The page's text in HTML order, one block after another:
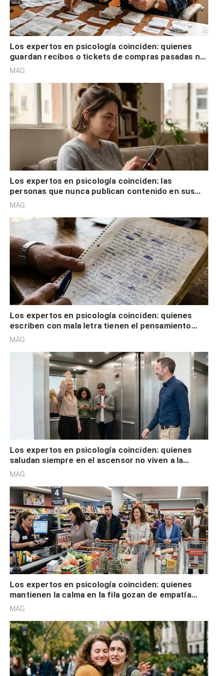
Los expertos en psicología coinciden: quienes
guardan recibos o tickets de compras pasadas no
son acumuladores, sino que tienen necesidad de
MAG.
Los expertos en psicología coinciden: las
personas que nunca publican contenido en sus
redes sociales no pretenden buscar validación
MAG.
Los expertos en psicología coinciden: quienes
escriben con mala letra tienen el pensamiento
acelerado y no lo hacen por desinterés
MAG.
Los expertos en psicología coinciden: quienes
saludan siempre en el ascensor no viven a la
defensiva y tienen apertura social
MAG.
Los expertos en psicología coinciden: quienes
mantienen la calma en la fila gozan de empatía
cognitiva, gratitud y no solo tienen autocontrol
MAG.